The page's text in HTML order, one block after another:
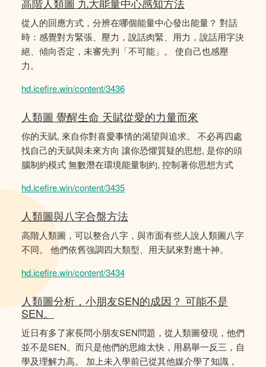
從人的回應方式，分辨在哪個能量中心發出能量？ 對話
時：感覺對方緊張、壓力，說話肉緊、用力，說話用字決
絕、傾向否定，未審先判「不可能」。 使自己也感壓
力。
hd.icefire.win/content/3436
人類圖 覺醒生命 天賦從愛的力量而來
你的天賦, 來自你對喜愛事情的渴望與追求。 不必再四處
找自己的天賦與未來方向 讓你恐懼質疑的思想, 是你的頭
腦制約模式 無數潛在環境能量制約, 控制著你思想方式
hd.icefire.win/content/3435
人類圖與八字合盤方法
高階人類圖，可以整合八字，與市面有些人說人類圖八字
不同。 他們依舊強調四大類型、用天賦來對應十神。
hd.icefire.win/content/3434
人類圖分析，小朋友SEN的成因？ 可能不是
SEN。
近日有多了家長問小朋友SEN問題，從人類圖發現，他們
並不是SEN。而只是他們的思維太快，用易舉一反三，自
學及理解力高。 加上未入學前已從其他媒介學了知識，